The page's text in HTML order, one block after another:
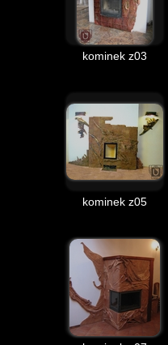
kominek z03
kominek z05